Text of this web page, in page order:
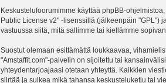
Keskustelufoorumimme käyttää phpBB-
Public License v2" -lisenssillä (jälkeenpäin "GPL")
vastuussa siitä, mitä sallimme tai kiellämme
Suostut olemaan esittämättä loukkaavaa,
"Amstaffit.com"-palvelin on sijoitettu tai
yhteydentarjoajaasi otetaan yhteyttä. Kaikkien
siirtää ja sulkea mikä tahansa keskusteluketju tai